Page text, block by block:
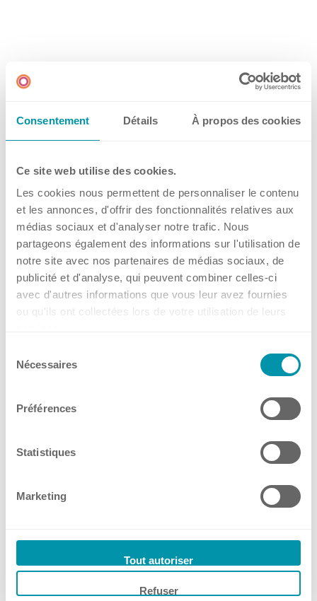
Consentement Détails À propos des cookies
Ce site web utilise des cookies.
Les cookies nous permettent de personnaliser le contenu
et les annonces, d'offrir des fonctionnalités relatives aux
médias sociaux et d'analyser notre trafic. Nous
partageons également des informations sur l'utilisation de
notre site avec nos partenaires de médias sociaux, de
publicité et d'analyse, qui peuvent combiner celles-ci
avec d'autres informations que vous leur avez fournies
ou qu'ils ont collectées lors de votre utilisation de leurs
Nécessaires
Préférences
Statistiques
Marketing
Tout autoriser
Refuser
SIGMA 6-16S
EG – KONFORMITÄTS-
ERKLÄRUNG • Deutsch • PDF
SIGMA 6-16S
EC – DECLARATION OF
CONFORMITY • English • PDF